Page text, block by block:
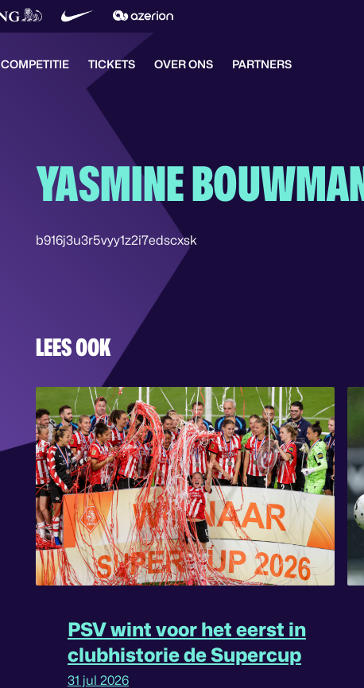
COMPETITIE TICKETS OVER ONS PARTNERS
YASMINE
b916j3u3r5vyy1z2i7edscxsk
LEES OOK
PSV wint voor het eerst in
clubhistorie de Supercup
31 jul 2026